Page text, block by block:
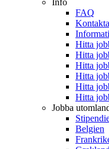
Info
FAQ
Hitta
Hitta
Hitta
Hitta
Hitta
Hitta
Jobba
Belgien